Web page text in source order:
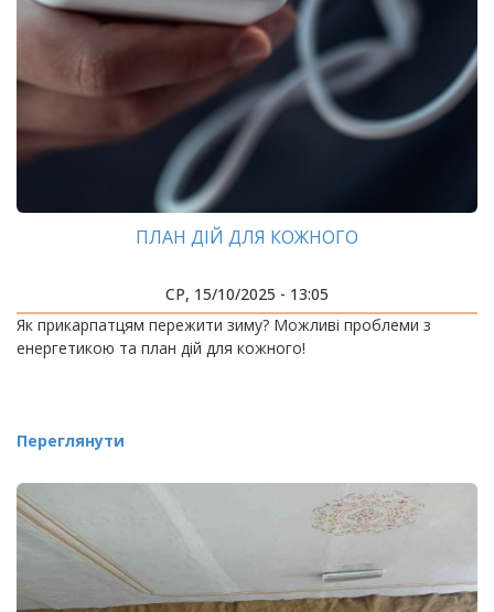
ПЛАН ДІЙ ДЛЯ КОЖНОГО
СР, 15/10/2025 - 13:05
Як прикарпатцям пережити зиму? Можливі проблеми з
енергетикою та план дій для кожного!
Переглянути